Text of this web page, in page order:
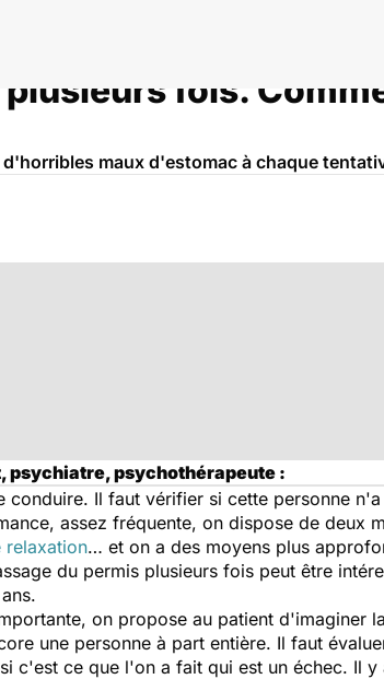
fois.
maux d'estomac à chaque
psychiatre, psychothérapeute :
Il faut vérifier si cette personne
assez fréquente, on dispose de deux
relaxation… et on a des moyens plus
du permis plusieurs fois peut être
on propose au patient d'imaginer
une personne à part entière. Il faut
c'est ce que l'on a fait qui est un échec. Il